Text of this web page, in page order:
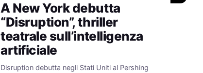
A New York debutta
“Disruption”, thriller
teatrale sull’intelligenza
artificiale
Disruption debutta negli Stati Uniti al Pershing